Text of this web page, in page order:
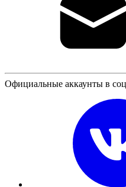
Официальные аккаунты в